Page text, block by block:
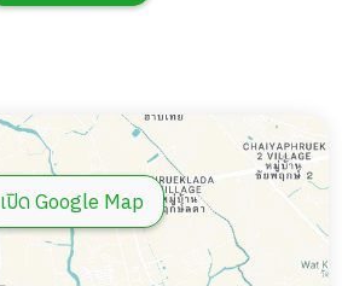
เปิด Google Map